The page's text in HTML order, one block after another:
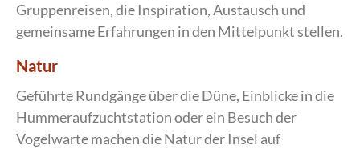
Gruppenreisen, die Inspiration, Austausch und
gemeinsame Erfahrungen in den Mittelpunkt stellen.
Natur
Geführte Rundgänge über die Düne, Einblicke in die
Hummeraufzuchtstation oder ein Besuch der
Vogelwarte machen die Natur der Insel auf